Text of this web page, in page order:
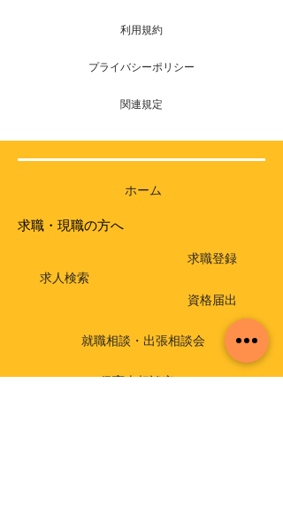
利用規約
プライバシーポリシー
関連規定
ホーム
求職・現職の方へ
求人検索
求職登録
資格届出
就職相談・出張相談会
保育士相談窓口